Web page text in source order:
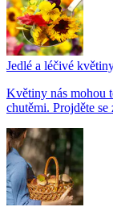
Jedlé a léčivé
Květiny nás mohou
chutěmi. Projděte se